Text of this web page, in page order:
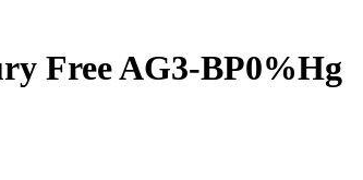
Free AG3-BP0%Hg